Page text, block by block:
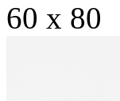
60 x 80